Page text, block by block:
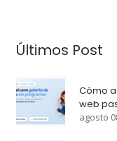
Últimos Post
Cómo
web
agosto